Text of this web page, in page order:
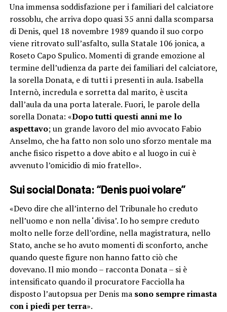
Una immensa soddisfazione per i familiari del calciatore
rossoblu, che arriva dopo quasi 35 anni dalla scomparsa
di Denis, quel 18 novembre 1989 quando il suo corpo
viene ritrovato sull’asfalto, sulla Statale 106 jonica, a
Roseto Capo Spulico. Momenti di grande emozione al
termine dell’udienza da parte dei familiari del calciatore,
la sorella Donata, e di tutti i presenti in aula. Isabella
Internò, incredula e sorretta dal marito, è uscita
dall’aula da una porta laterale. Fuori, le parole della
sorella Donata: «Dopo tutti questi anni me lo
aspettavo; un grande lavoro del mio avvocato Fabio
Anselmo, che ha fatto non solo uno sforzo mentale ma
anche fisico rispetto a dove abito e al luogo in cui è
avvenuto l’omicidio di mio fratello».
Sui social Donata: “Denis puoi volare”
«Devo dire che all’interno del Tribunale ho creduto
nell’uomo e non nella ‘divisa’. Io ho sempre creduto
molto nelle forze dell’ordine, nella magistratura, nello
Stato, anche se ho avuto momenti di sconforto, anche
quando queste figure non hanno fatto ciò che
dovevano. Il mio mondo – racconta Donata – si è
intensificato quando il procuratore Facciolla ha
disposto l’autopsua per Denis ma sono sempre rimasta
con i piedi per terra».